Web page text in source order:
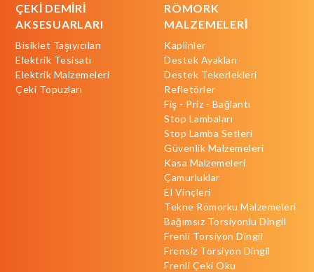
ÇEKİ DEMİRİ
AKSESUARLARI
Bisiklet Taşıyıcıları
Elektrik Tesisatı
Elektrik Malzemeleri
Çeki Topuzları
RÖMORK
MALZEMELERİ
Kaplinler
Destek Ayakları
Destek Tekerlekleri
Refletörler
Fiş - Priz - Bağlantı
Stop Lambaları
Stop Lamba Setleri
Güvenlik Malzemeleri
Kasa Malzemeleri
Çamurluklar
El Vinçleri
Tekne Römorku Malzemeleri
Bağımsız Torsiyonlu Dingil
Frenli Torsiyon Dingil
Frensiz Torsiyon Dingil
Frenli Çeki Oku